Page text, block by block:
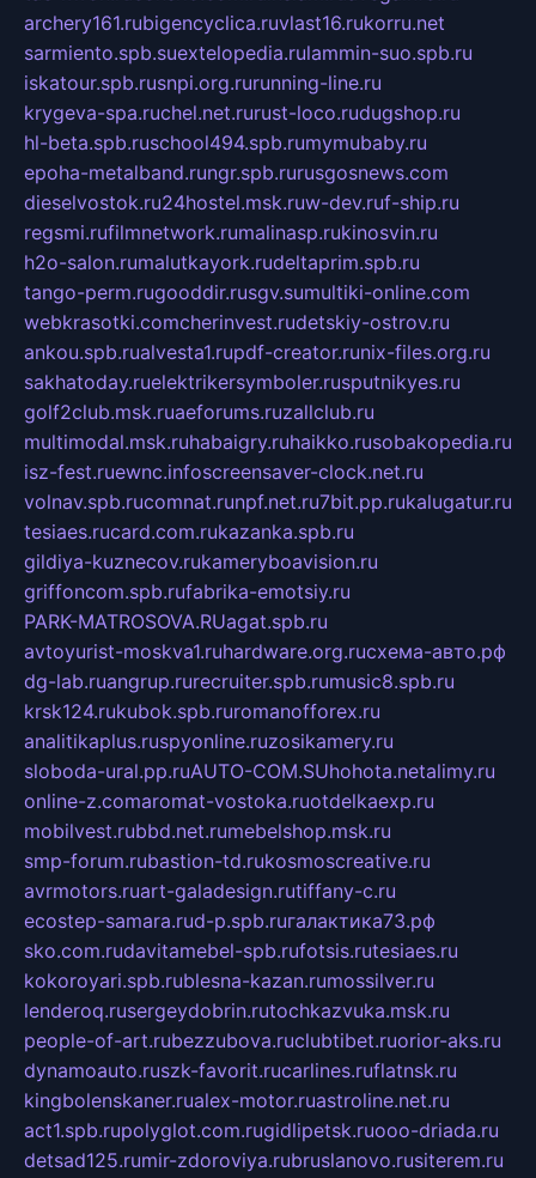
archery161.rubigencyclica.ruvlast16.rukorru.net
sarmiento.spb.suextelopedia.rulammin-suo.spb.ru
iskatour.spb.rusnpi.org.rurunning-line.ru
krygeva-spa.ruchel.net.rurust-loco.rudugshop.ru
hl-beta.spb.ruschool494.spb.rumymubaby.ru
epoha-metalband.rungr.spb.rurusgosnews.com
dieselvostok.ru24hostel.msk.ruw-dev.ruf-ship.ru
regsmi.rufilmnetwork.rumalinasp.rukinosvin.ru
h2o-salon.rumalutkayork.rudeltaprim.spb.ru
tango-perm.rugooddir.rusgv.sumultiki-online.com
webkrasotki.comcherinvest.rudetskiy-ostrov.ru
ankou.spb.rualvesta1.rupdf-creator.runix-files.org.ru
sakhatoday.ruelektrikersymboler.rusputnikyes.ru
golf2club.msk.ruaeforums.ruzallclub.ru
multimodal.msk.ruhabaigry.ruhaikko.rusobakopedia.ru
isz-fest.ruewnc.infoscreensaver-clock.net.ru
volnav.spb.rucomnat.runpf.net.ru7bit.pp.rukalugatur.ru
tesiaes.rucard.com.rukazanka.spb.ru
gildiya-kuznecov.rukameryboavision.ru
griffoncom.spb.rufabrika-emotsiy.ru
PARK-MATROSOVA.RUagat.spb.ru
avtoyurist-moskva1.ruhardware.org.ruсхема-авто.рф
dg-lab.ruangrup.rurecruiter.spb.rumusic8.spb.ru
krsk124.rukubok.spb.ruromanofforex.ru
analitikaplus.ruspyonline.ruzosikamery.ru
sloboda-ural.pp.ruAUTO-COM.SUhohota.netalimy.ru
online-z.comaromat-vostoka.ruotdelkaexp.ru
mobilvest.rubbd.net.rumebelshop.msk.ru
smp-forum.rubastion-td.rukosmoscreative.ru
avrmotors.ruart-galadesign.rutiffany-c.ru
ecostep-samara.rud-p.spb.ruгалактика73.рф
sko.com.rudavitamebel-spb.rufotsis.rutesiaes.ru
kokoroyari.spb.rublesna-kazan.rumossilver.ru
lenderoq.rusergeydobrin.rutochkazvuka.msk.ru
people-of-art.rubezzubova.ruclubtibet.ruorior-aks.ru
dynamoauto.ruszk-favorit.rucarlines.ruflatnsk.ru
kingbolenskaner.rualex-motor.ruastroline.net.ru
act1.spb.rupolyglot.com.rugidlipetsk.ruooo-driada.ru
detsad125.rumir-zdoroviya.rubruslanovo.rusiterem.ru